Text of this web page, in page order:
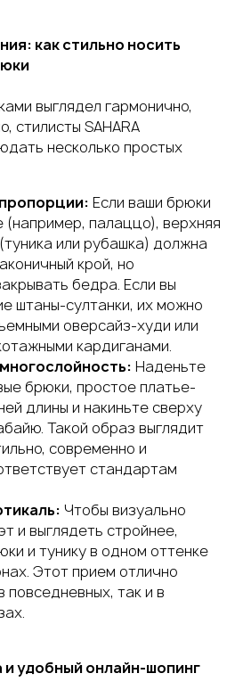
как стильно носить
выглядел гармонично,
стилисты SAHARA
несколько простых
Если ваши брюки
(например, палаццо), верхняя
или рубашка) должна
крой, но
бедра. Если вы
штаны-султанки, их можно
оверсайз-худи или
кардиганами.
Наденьте
брюки, простое платье-
длины и накиньте сверху
Такой образ выглядит
современно и
стандартам
Чтобы визуально
и выглядеть стройнее,
и тунику в одном оттенке
Этот прием отлично
повседневных, так и в
удобный онлайн-шопинг